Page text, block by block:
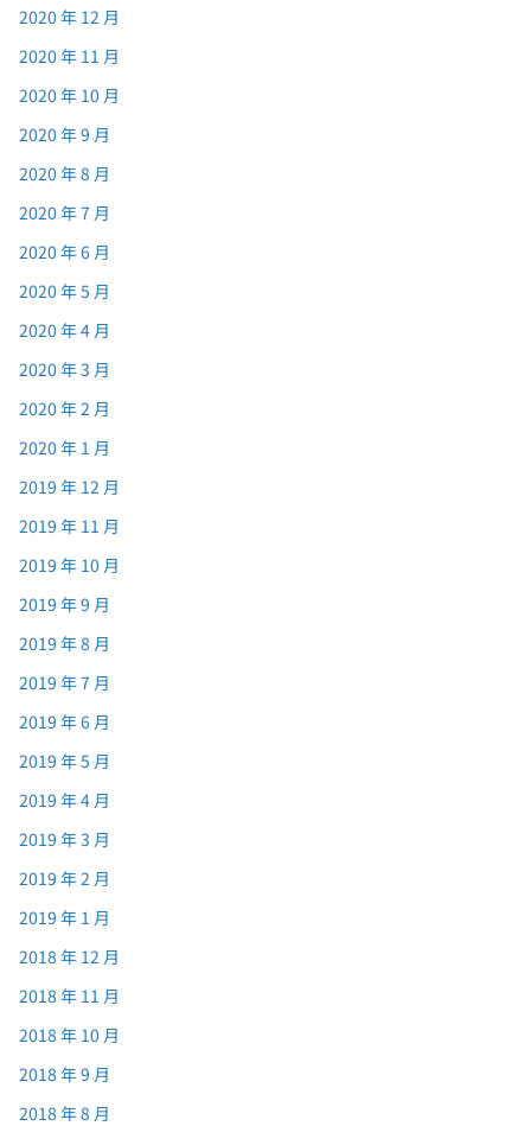
2020 年 12 月
2020 年 11 月
2020 年 10 月
2020 年 9 月
2020 年 8 月
2020 年 7 月
2020 年 6 月
2020 年 5 月
2020 年 4 月
2020 年 3 月
2020 年 2 月
2020 年 1 月
2019 年 12 月
2019 年 11 月
2019 年 10 月
2019 年 9 月
2019 年 8 月
2019 年 7 月
2019 年 6 月
2019 年 5 月
2019 年 4 月
2019 年 3 月
2019 年 2 月
2019 年 1 月
2018 年 12 月
2018 年 11 月
2018 年 10 月
2018 年 9 月
2018 年 8 月